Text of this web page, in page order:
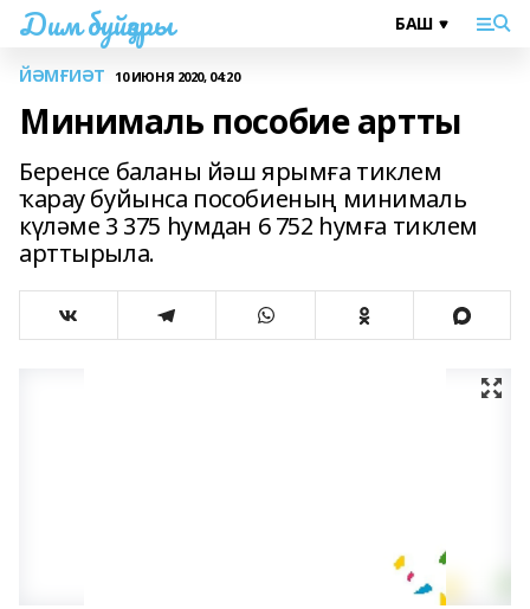
Дим буйҙары
ЙӘМҒИӘТ 10 ИЮНЯ 2020, 04:20
Минималь пособие артты
Беренсе баланы йәш ярымға тиклем
ҡарау буйынса пособиеның минималь
күләме 3 375 һумдан 6 752 һумға тиклем
арттырыла.